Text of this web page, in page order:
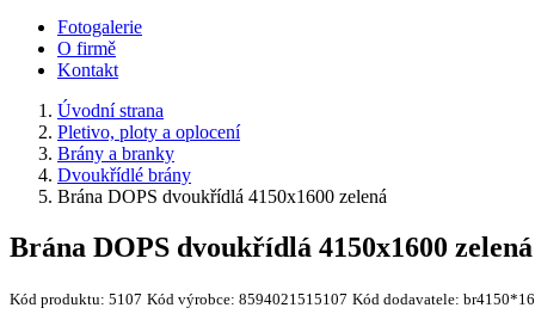
Fotogalerie
O firmě
Kontakt
Úvodní strana
Pletivo, ploty a oplocení
Brány a branky
Dvoukřídlé brány
Brána DOPS dvoukřídlá 4150x1600 zelená
Brána DOPS dvoukřídlá 4150x1600 zelená
Kód produktu: 5107 Kód výrobce: 8594021515107 Kód dodavatele: